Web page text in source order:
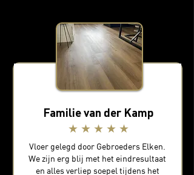
Familie van der Kamp
★ ★ ★ ★ ★
Vloer gelegd door Gebroeders Elken.
We zijn erg blij met het eindresultaat
en alles verliep soepel tijdens het